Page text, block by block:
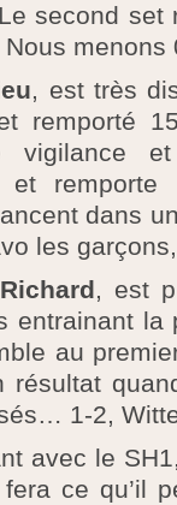
second set
menons
, est très
remporté
et
et
dans
les
, est
entrainant
au
résultat
1-2,
avec le
ce qu’il